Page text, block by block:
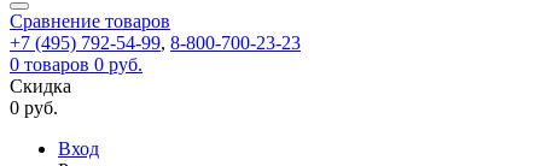
Запомнить
меня
Забыли
перейдя
по
которой
вы
новый
для
смены
пароля.
Сменить
пользовательского
соглашения
Сравнение товаров
+7 (495) 792-54-99, 8-800-700-23-23
0 товаров 0 руб.
Скидка
0 руб.
Вход